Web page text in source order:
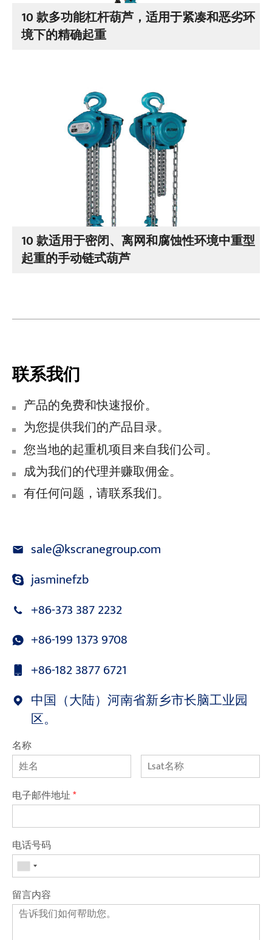
10 款多功能杠杆葫芦，适用于紧凑和恶劣环
境下的精确起重
10 款适用于密闭、离网和腐蚀性环境中重型
起重的手动链式葫芦
联系我们
产品的免费和快速报价。
为您提供我们的产品目录。
您当地的起重机项目来自我们公司。
成为我们的代理并赚取佣金。
有任何问题，请联系我们。
sale@kscranegroup.com
jasminefzb
+86-373 387 2232
+86-199 1373 9708
+86-182 3877 6721
中国（大陆）河南省新乡市长脑工业园
区。
名称
电子邮件地址*
电话号码
留言内容